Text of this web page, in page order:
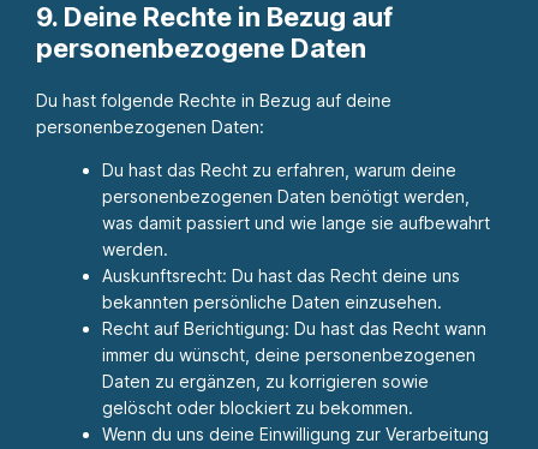
9. Deine Rechte in Bezug auf
personenbezogene Daten
Du hast folgende Rechte in Bezug auf deine
personenbezogenen Daten:
Du hast das Recht zu erfahren, warum deine
personenbezogenen Daten benötigt werden,
was damit passiert und wie lange sie aufbewahrt
werden.
Auskunftsrecht: Du hast das Recht deine uns
bekannten persönliche Daten einzusehen.
Recht auf Berichtigung: Du hast das Recht wann
immer du wünscht, deine personenbezogenen
Daten zu ergänzen, zu korrigieren sowie
gelöscht oder blockiert zu bekommen.
Wenn du uns deine Einwilligung zur Verarbeitung